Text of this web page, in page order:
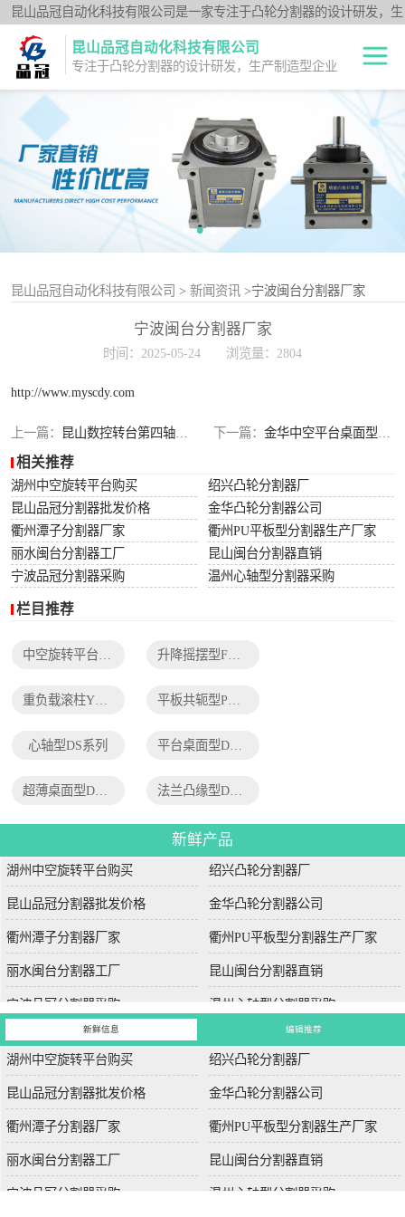
昆山品冠自动化科技有限公司是一家专注于凸轮分割器的设计研发，生
产制造型企业；闽台分割器厂家为客户提供各种高品质的数控转台第四
轴、品冠分割器：法兰型DF系列、法兰中空型DFH系列、平台桌面型
圆柱重负载型Y系列；公司凭借技术优势，可按照客户要求，提供非标
定制服务。
昆山品冠自动化科技有限公司
专注于凸轮分割器的设计研发，生产制造型企业
昆山品冠自动化科技有限公司 > 新闻资讯 >宁波闽台分割器厂家
宁波闽台分割器厂家
时间：2025-05-24 浏览量：2804
http://www.myscdy.com
上一篇： 昆山数控转台第四轴厂家 下一篇： 金华中空平台桌面型分割器批发
相关推荐
湖州中空旋转平台购买
绍兴凸轮分割器厂
昆山品冠分割器批发价格
金华凸轮分割器公司
衢州潭子分割器厂家
衢州PU平板型分割器生产厂家
丽水闽台分割器工厂
昆山闽台分割器直销
宁波品冠分割器采购
温州心轴型分割器采购
栏目推荐
升降摇摆型FH系列
心轴型DS系列 平台桌面型DT系列
法兰凸缘型DF系列
新鲜产品
湖州中空旋转平台购买 绍兴凸轮分割器厂
昆山品冠分割器批发价格 金华凸轮分割器公司
衢州潭子分割器厂家 衢州PU平板型分割器生产厂家
丽水闽台分割器工厂 昆山闽台分割器直销
宁波品冠分割器采购 温州心轴型分割器采购
新鲜信息 编辑推荐
湖州中空旋转平台购买 绍兴凸轮分割器厂
昆山品冠分割器批发价格 金华凸轮分割器公司
衢州潭子分割器厂家 衢州PU平板型分割器生产厂家
丽水闽台分割器工厂 昆山闽台分割器直销
宁波品冠分割器采购 温州心轴型分割器采购
中空旋转平台TH
系列
升降摇摆型FH系
列
重负载滚柱YT系
平板共轭型PU系
列
心轴型DS系列
法兰凸缘型DF系
列